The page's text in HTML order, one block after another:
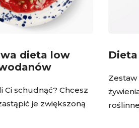
dieta low
Ci schudnąć? Chcesz
je zwiększoną